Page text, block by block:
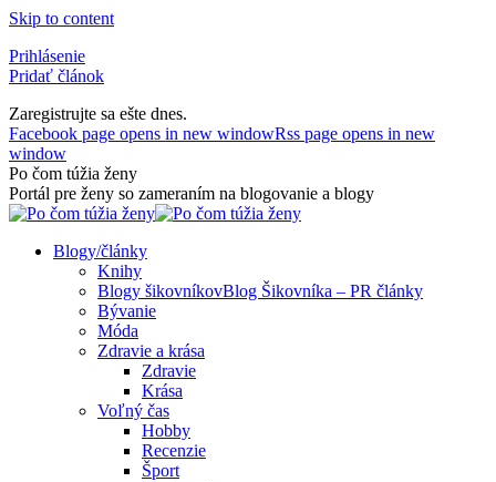
Skip to content
Prihlásenie
Pridať článok
Zaregistrujte sa ešte dnes.
Facebook page opens in new windowRss page opens in new
window
Po čom túžia ženy
Portál pre ženy so zameraním na blogovanie a blogy
Blogy/články
Knihy
Blogy šikovníkovBlog Šikovníka – PR články
Bývanie
Móda
Zdravie a krása
Zdravie
Krása
Voľný čas
Hobby
Recenzie
Šport